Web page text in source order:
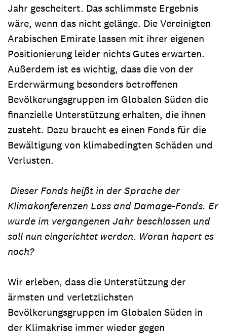
Jahr gescheitert. Das schlimmste Ergebnis
wäre, wenn das nicht gelänge. Die Vereinigten
Arabischen Emirate lassen mit ihrer eigenen
Positionierung leider nichts Gutes erwarten.
Außerdem ist es wichtig, dass die von der
Erderwärmung besonders betroffenen
Bevölkerungsgruppen im Globalen Süden die
finanzielle Unterstützung erhalten, die ihnen
zusteht. Dazu braucht es einen Fonds für die
Bewältigung von klimabedingten Schäden und
Verlusten.
Dieser Fonds heißt in der Sprache der
Klimakonferenzen Loss and Damage-Fonds. Er
wurde im vergangenen Jahr beschlossen und
soll nun eingerichtet werden. Woran hapert es
noch?
Wir erleben, dass die Unterstützung der
ärmsten und verletzlichsten
Bevölkerungsgruppen im Globalen Süden in
der Klimakrise immer wieder gegen